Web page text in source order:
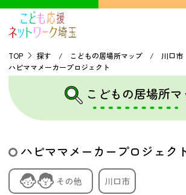
TOP
こどもの貧困について
探す
こどもの居場所マップ
TOP
探す / こどもの居場所マップ / 川口市
ハピママメーカープロジェクト
こどもの居場所
ハピママメーカープロジェク
その他 川口市